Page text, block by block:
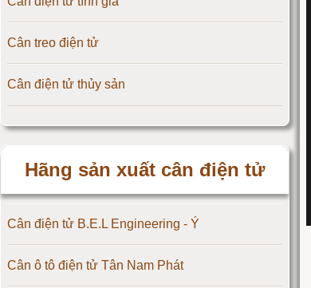
Cân treo điện tử
Cân điện tử thủy sản
Hãng sản xuất cân điện tử
Cân điện tử B.E.L Engineering - Ý
Cân ô tô điện tử Tân Nam Phát